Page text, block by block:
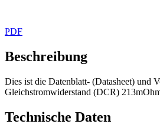
PDF
Beschreibung
Dies ist die Datenblatt- (Datasheet) und
Gleichstromwiderstand (DCR)
Technische Daten